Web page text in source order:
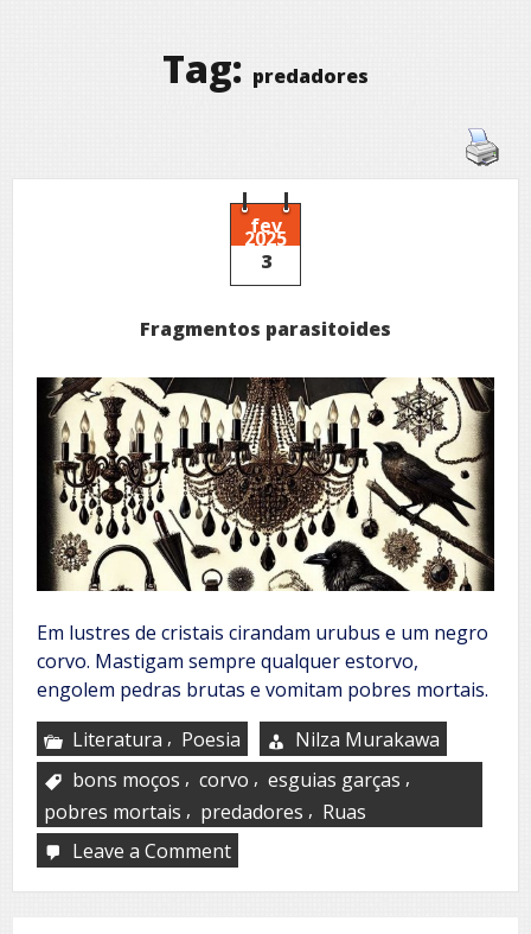
Tag: predadores
fev
2025
3
Fragmentos parasitoides
Em lustres de cristais cirandam urubus e um negro
corvo. Mastigam sempre qualquer estorvo,
engolem pedras brutas e vomitam pobres mortais.
Literatura , Poesia
Nilza Murakawa
bons moços , corvo , esguias garças ,
pobres mortais , predadores , Ruas
Leave a Commenton
parasitoides